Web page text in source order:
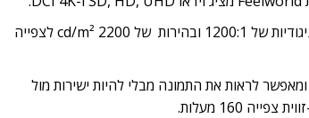
רזולוציית מסך ברזולוציה של 1920X1200,ניגודיות של 1200:1 ובהירות של 2200 cd/m² לצפייה
לראות את התמונה מבלי להיות ישירות מול
160 מעלות.